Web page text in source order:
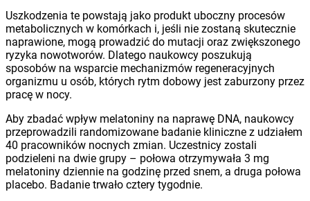
Uszkodzenia te powstają jako produkt uboczny procesów
metabolicznych w komórkach i, jeśli nie zostaną skutecznie
naprawione, mogą prowadzić do mutacji oraz zwiększonego
ryzyka nowotworów. Dlatego naukowcy poszukują
sposobów na wsparcie mechanizmów regeneracyjnych
organizmu u osób, których rytm dobowy jest zaburzony przez
pracę w nocy.
Aby zbadać wpływ melatoniny na naprawę DNA, naukowcy
przeprowadzili randomizowane badanie kliniczne z udziałem
40 pracowników nocnych zmian. Uczestnicy zostali
podzieleni na dwie grupy – połowa otrzymywała 3 mg
melatoniny dziennie na godzinę przed snem, a druga połowa
placebo. Badanie trwało cztery tygodnie.